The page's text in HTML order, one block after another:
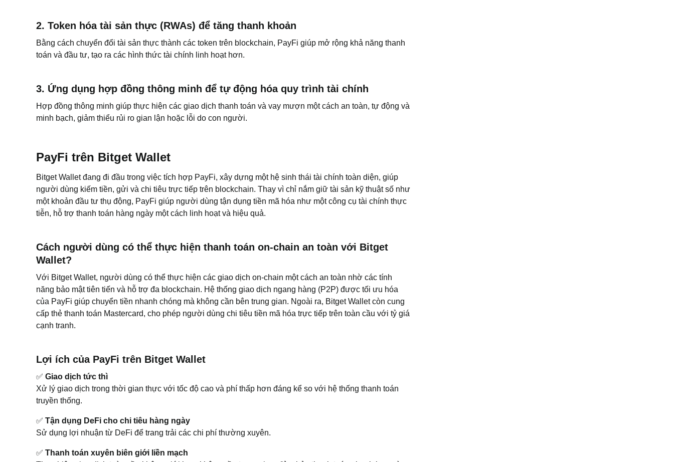
2. Token hóa tài sản thực (RWAs) để tăng thanh khoản
Bằng cách chuyển đổi tài sản thực thành các token trên blockchain, PayFi giúp mở rộng khả năng thanh
toán và đầu tư, tạo ra các hình thức tài chính linh hoạt hơn.
3. Ứng dụng hợp đồng thông minh để tự động hóa quy trình tài chính
Hợp đồng thông minh giúp thực hiện các giao dịch thanh toán và vay mượn một cách an toàn, tự động và
minh bạch, giảm thiểu rủi ro gian lận hoặc lỗi do con người.
PayFi trên Bitget Wallet
Bitget Wallet đang đi đầu trong việc tích hợp PayFi, xây dựng một hệ sinh thái tài chính toàn diện, giúp
người dùng kiếm tiền, gửi và chi tiêu trực tiếp trên blockchain. Thay vì chỉ nắm giữ tài sản kỹ thuật số như
một khoản đầu tư thụ động, PayFi giúp người dùng tận dụng tiền mã hóa như một công cụ tài chính thực
tiễn, hỗ trợ thanh toán hàng ngày một cách linh hoạt và hiệu quả.
Cách người dùng có thể thực hiện thanh toán on-chain an toàn với Bitget
Wallet?
Với Bitget Wallet, người dùng có thể thực hiện các giao dịch on-chain một cách an toàn nhờ các tính
năng bảo mật tiên tiến và hỗ trợ đa blockchain. Hệ thống giao dịch ngang hàng (P2P) được tối ưu hóa
của PayFi giúp chuyển tiền nhanh chóng mà không cần bên trung gian. Ngoài ra, Bitget Wallet còn cung
cấp thẻ thanh toán Mastercard, cho phép người dùng chi tiêu tiền mã hóa trực tiếp trên toàn cầu với tỷ giá
cạnh tranh.
Lợi ích của PayFi trên Bitget Wallet
✅ Giao dịch tức thì
Xử lý giao dịch trong thời gian thực với tốc độ cao và phí thấp hơn đáng kể so với hệ thống thanh toán
truyền thống.
✅ Tận dụng DeFi cho chi tiêu hàng ngày
Sử dụng lợi nhuận từ DeFi để trang trải các chi phí thường xuyên.
✅ Thanh toán xuyên biên giới liền mạch